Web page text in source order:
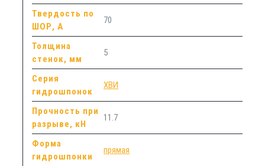
Твердость по
ШОР, А
70
Толщина
стенок, мм
5
Серия
гидрошпонок
ХВИ
Прочность при
разрыве, кН
11.7
Форма
гидрошпонки
прямая